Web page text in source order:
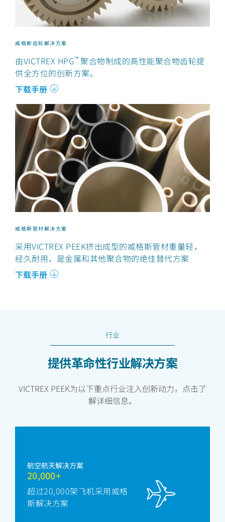
威格斯齿轮解决方案
由VICTREX HPG™ 聚合物制成的高性能聚合物齿轮提
供全方位的创新方案。
下载手册
威格斯管材解决方案
采用VICTREX PEEK挤出成型的威格斯管材重量轻，
经久耐用，是金属和其他聚合物的绝佳替代方案
下载手册
行业
提供革命性行业解决方案
VICTREX PEEK为以下重点行业注入创新动力，点击了
解详细信息。
航空航天解决方案
20,000+
超过20,000架飞机采用威格
斯解决方案